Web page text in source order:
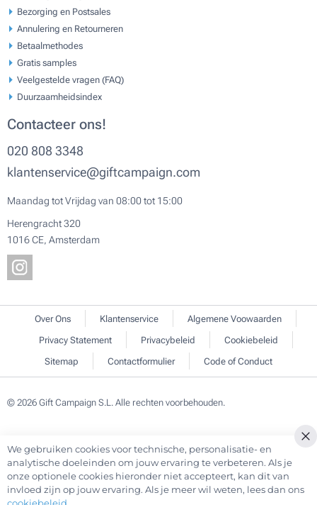
Bezorging en Postsales
Annulering en Retourneren
Betaalmethodes
Gratis samples
Veelgestelde vragen (FAQ)
Duurzaamheidsindex
Contacteer ons!
020 808 3348
klantenservice@giftcampaign.com
Maandag tot Vrijdag van 08:00 tot 15:00
Herengracht 320
1016 CE, Amsterdam
Over Ons Klantenservice
Algemene Voowaarden
Privacy Statement
Privacybeleid
Cookiebeleid
Sitemap
Contactformulier Code of Conduct
© 2026 Gift Campaign S.L. Alle rechten voorbehouden.
We gebruiken cookies voor technische, personalisatie- en
analytische doeleinden om jouw ervaring te verbeteren. Als je
onze optionele cookies hieronder niet accepteert, kan dit van
invloed zijn op jouw ervaring. Als je meer wil weten, lees dan ons